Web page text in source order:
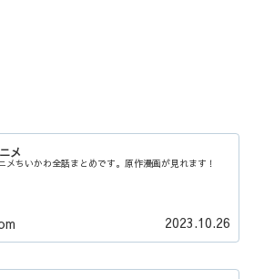
メ
メちいかわ全話まとめです。原作漫画が見れます！
2023.10.26